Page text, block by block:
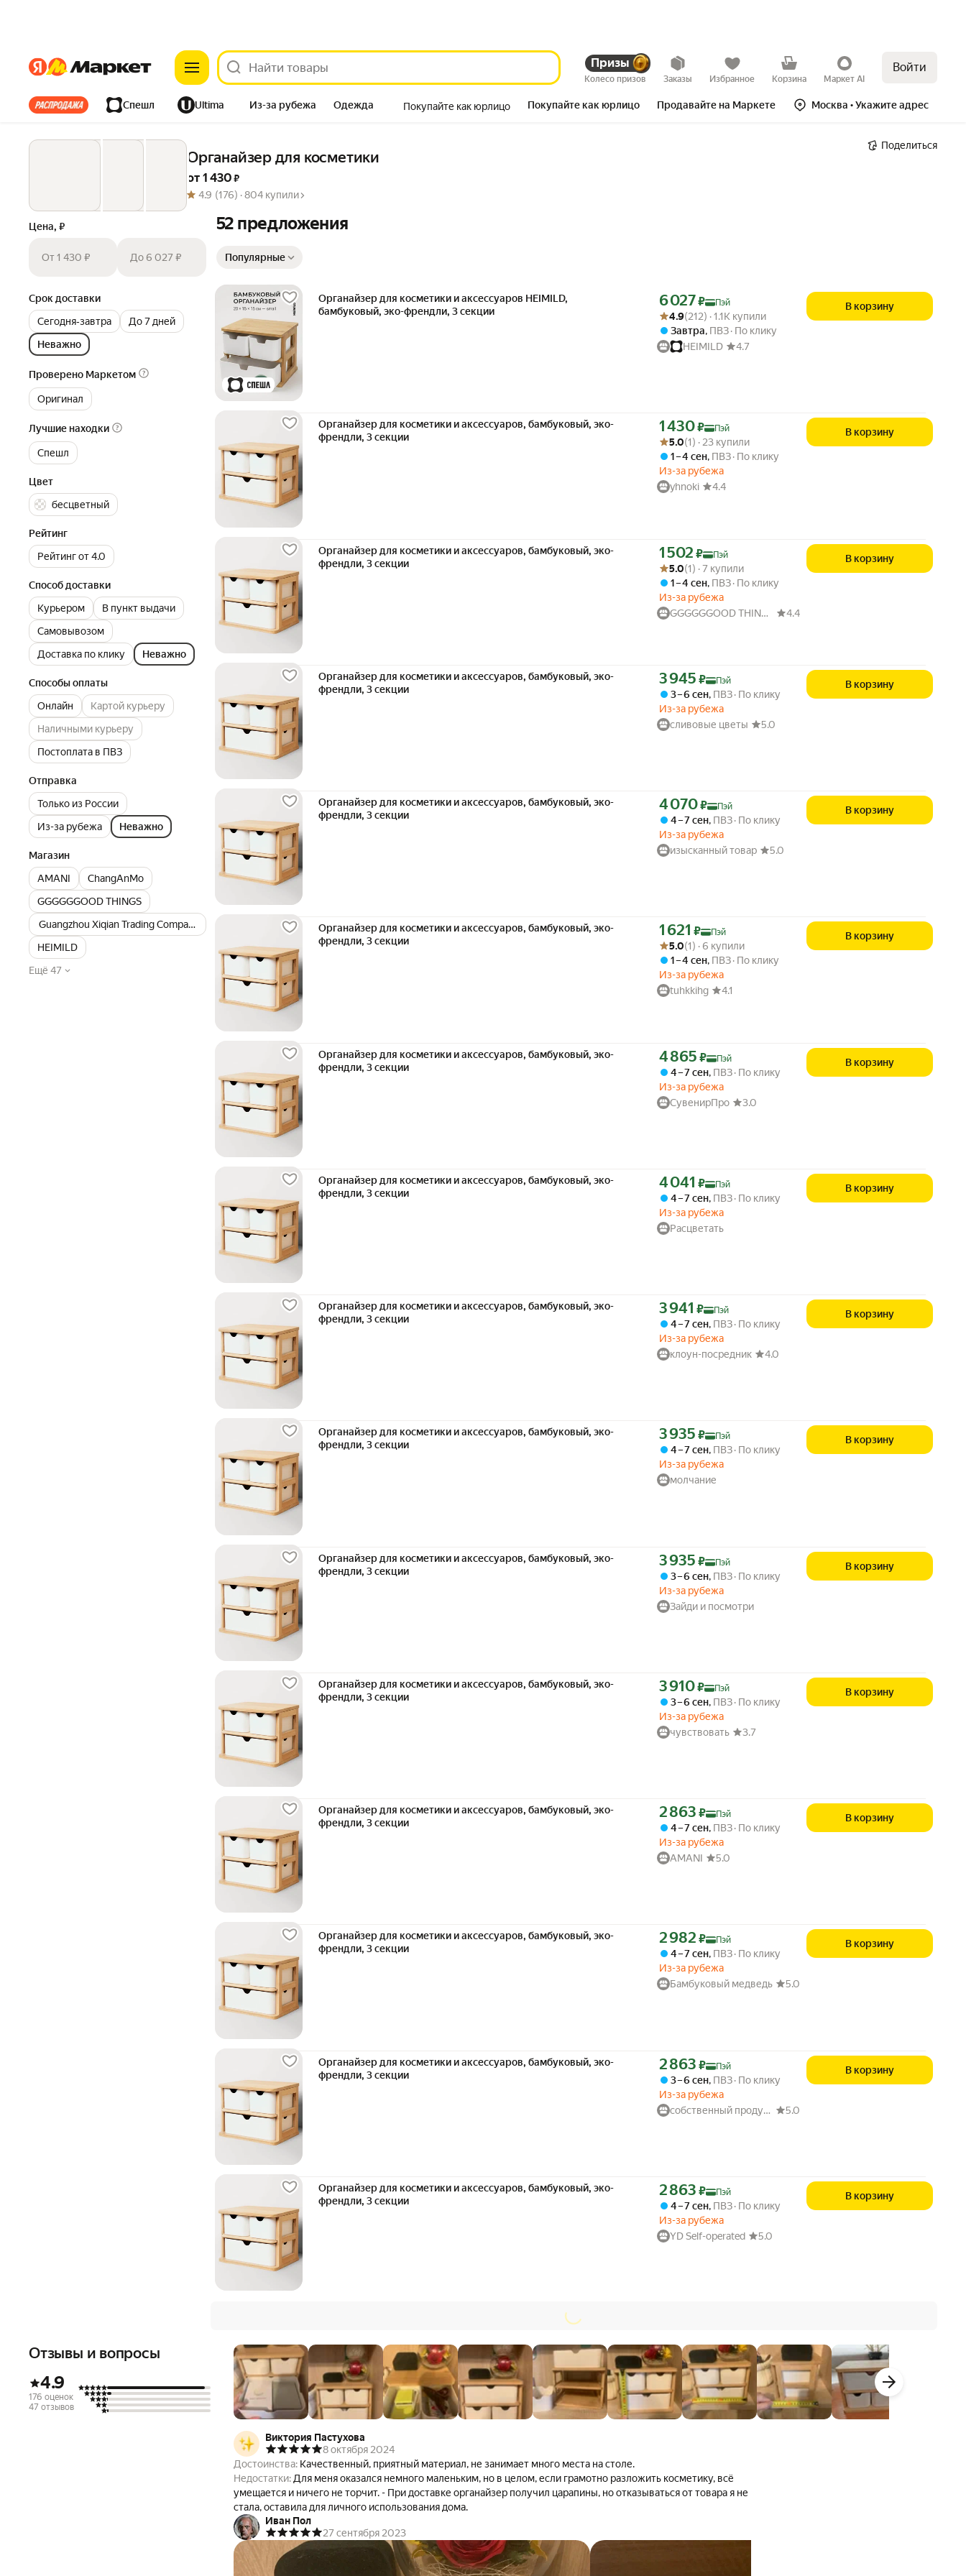
ЯндексЯндекс Призы
Колесо призов Заказы Избранное Корзина Маркет AI
Войти
Все хиты Спешл Ultima Из-за рубежа Одежда
Дом Ремонт Детям Красота
Покупайте как юрлицо Покупайте как юрлицо Продавайте на Маркете Москва • Укажите адрес
Органайзер для косметики
от 1 430 ₽
4.9 (176) ·804 купили
Поделиться
Цена, ₽
От 1 430 ₽ До 6 027 ₽
Срок доставки
Сегодня‐завтра
До 7 дней
Неважно
Проверено Маркетом
Оригинал
Лучшие находки
Спешл
Цвет
бесцветный
Рейтинг
Рейтинг от 4.0
Способ доставки
Курьером
В пункт выдачи
Самовывозом
Доставка по клику
Неважно
Способы оплаты
Онлайн
Картой курьеру
Наличными курьеру
Постоплата в ПВЗ
Отправка
Только из России
Из-за рубежа
Неважно
Магазин
AMANI
ChangAnMo
GGGGGGOOD THINGS
Guangzhou Xiqian Trading Company
HEIMILD
Ещё 47
52 предложения
Популярные
Органайзер для косметики и аксессуаров HEIMILD,
бамбуковый, эко-френдли, 3 секции
Цена с картой Яндекс Пэй 6027 ₽ вместо
6 027₽
Пэй
Рейтинг товара: 4.9 из 5
Оценок: (212) · 1.1K купили
4.9(212) · 1.1K купили
Завтра, ПВЗ По клику
HEIMILD
4.7
В корзину
Органайзер для косметики и аксессуаров, бамбуковый, эко-
френдли, 3 секции
Цена с картой Яндекс Пэй 1430 ₽ вместо
1 430₽
Пэй
Рейтинг товара: 5.0 из 5
Оценок: (1) · 23 купили
5.0(1) · 23 купили
1 – 4 сен, ПВЗ По клику
Из-за рубежа
yhnoki
4.4
В корзину
Органайзер для косметики и аксессуаров, бамбуковый, эко-
френдли, 3 секции
Цена с картой Яндекс Пэй 1502 ₽ вместо
1 502 ₽
Пэй
Рейтинг товара: 5.0 из 5
Оценок: (1) · 7 купили
5.0(1) · 7 купили
1 – 4 сен, ПВЗ По клику
Из-за рубежа
GGGGGGOOD THINGS
4.4
В корзину
Органайзер для косметики и аксессуаров, бамбуковый, эко-
френдли, 3 секции
Цена с картой Яндекс Пэй 3945 ₽ вместо
3 945 ₽ Пэй
3 – 6 сен, ПВЗ По клику
Из-за рубежа
сливовые цветы
5.0
В корзину
Органайзер для косметики и аксессуаров, бамбуковый, эко-
френдли, 3 секции
Цена с картой Яндекс Пэй 4070 ₽ вместо
4 070₽ Пэй
4 – 7 сен, ПВЗ По клику
Из-за рубежа
изысканный товар
5.0
В корзину
Органайзер для косметики и аксессуаров, бамбуковый, эко-
френдли, 3 секции
Цена с картой Яндекс Пэй 1621 ₽ вместо
1 621 ₽
Пэй
Рейтинг товара: 5.0 из 5
Оценок: (1) · 6 купили
5.0(1) · 6 купили
1 – 4 сен, ПВЗ По клику
Из-за рубежа
tuhkkihg
4.1
В корзину
Органайзер для косметики и аксессуаров, бамбуковый, эко-
френдли, 3 секции
Цена с картой Яндекс Пэй 4865 ₽ вместо
4 865 ₽ Пэй
4 – 7 сен, ПВЗ По клику
Из-за рубежа
СувенирПро
3.0
В корзину
Органайзер для косметики и аксессуаров, бамбуковый, эко-
френдли, 3 секции
Цена с картой Яндекс Пэй 4041 ₽ вместо
4 041 ₽ Пэй
4 – 7 сен, ПВЗ По клику
Из-за рубежа
Расцветать
В корзину
Органайзер для косметики и аксессуаров, бамбуковый, эко-
френдли, 3 секции
Цена с картой Яндекс Пэй 3941 ₽ вместо
3 941 ₽ Пэй
4 – 7 сен, ПВЗ По клику
Из-за рубежа
клоун-посредник
4.0
В корзину
Органайзер для косметики и аксессуаров, бамбуковый, эко-
френдли, 3 секции
Цена с картой Яндекс Пэй 3935 ₽ вместо
3 935 ₽ Пэй
4 – 7 сен, ПВЗ По клику
Из-за рубежа
молчание
В корзину
Органайзер для косметики и аксессуаров, бамбуковый, эко-
френдли, 3 секции
Цена с картой Яндекс Пэй 3935 ₽ вместо
3 935 ₽ Пэй
3 – 6 сен, ПВЗ По клику
Из-за рубежа
Зайди и посмотри
В корзину
Органайзер для косметики и аксессуаров, бамбуковый, эко-
френдли, 3 секции
Цена с картой Яндекс Пэй 3910 ₽ вместо
3 910₽ Пэй
3 – 6 сен, ПВЗ По клику
Из-за рубежа
чувствовать
3.7
В корзину
Органайзер для косметики и аксессуаров, бамбуковый, эко-
френдли, 3 секции
Цена с картой Яндекс Пэй 2863 ₽ вместо
2 863 ₽ Пэй
4 – 7 сен, ПВЗ По клику
Из-за рубежа
AMANI
5.0
В корзину
Органайзер для косметики и аксессуаров, бамбуковый, эко-
френдли, 3 секции
Цена с картой Яндекс Пэй 2982 ₽ вместо
2 982 ₽ Пэй
4 – 7 сен, ПВЗ По клику
Из-за рубежа
Бамбуковый медведь
5.0
В корзину
Органайзер для косметики и аксессуаров, бамбуковый, эко-
френдли, 3 секции
Цена с картой Яндекс Пэй 2863 ₽ вместо
2 863 ₽ Пэй
3 – 6 сен, ПВЗ По клику
Из-за рубежа
собственный продукт
5.0
В корзину
Органайзер для косметики и аксессуаров, бамбуковый, эко-
френдли, 3 секции
Цена с картой Яндекс Пэй 2863 ₽ вместо
2 863 ₽ Пэй
4 – 7 сен, ПВЗ По клику
Из-за рубежа
YD Self-operated
5.0
В корзину
Отзывы и вопросы
4.9
176 оценок
47 отзывов
Виктория Пастухова
8 октября 2024
Достоинства: Качественный, приятный материал, не занимает много места на столе.
Недостатки: Для меня оказался немного маленьким, но в целом, если грамотно разложить косметику, всё
умещается и ничего не торчит. - При доставке органайзер получил царапины, но отказываться от товара я не
стала, оставила для личного использования дома.
Иван Пол
27 сентября 2023